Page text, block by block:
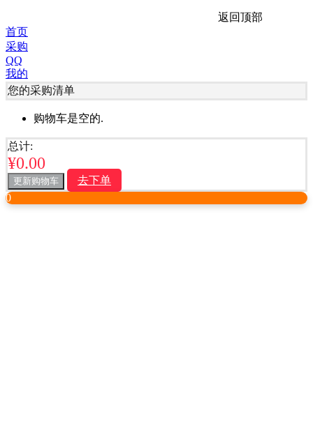
返回顶部
首页
采购
QQ
我的
您的采购清单
购物车是空的.
总计:
¥0.00
更新购物车
去下单
0